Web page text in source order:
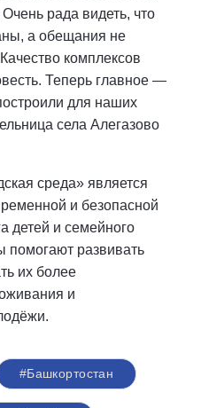
рада видеть, что
а обещания не
комплексов
Теперь главное —
для наших
села Алегазово
среда» является
и безопасной
детей и семейного
помогают развивать
их более
и
#Башкортостан